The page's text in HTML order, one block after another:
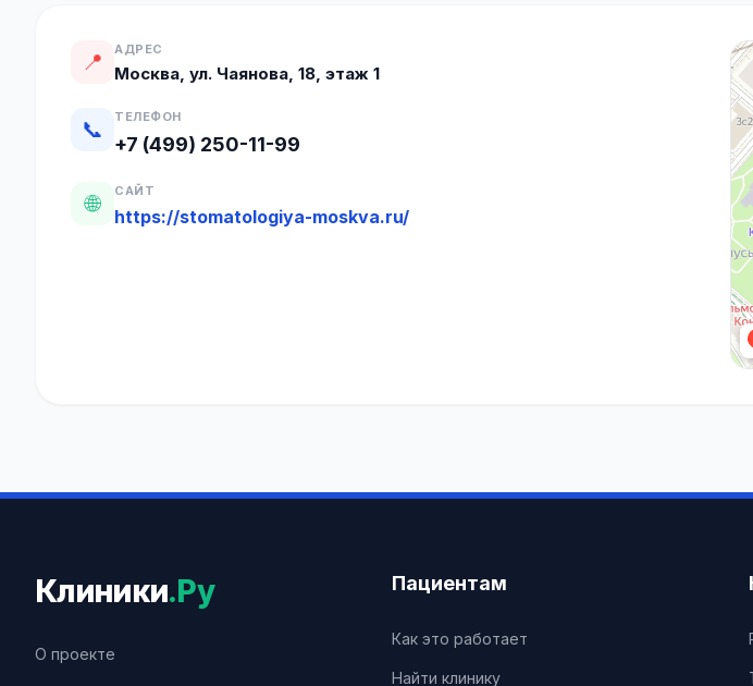
📍 АДРЕС
Москва, ул. Чаянова, 18, этаж 1
📞 ТЕЛЕФОН
+7 (499) 250-11-99
🌐 САЙТ
https://stomatologiya-moskva.ru/
Клиники.Ру
О проекте
Пациентам
Как это работает
Найти клинику